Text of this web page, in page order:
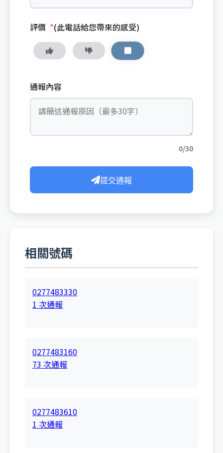
評價 *(此電話給您帶來的感受)
通報內容
0/30
提交通報
相關號碼
0277483330
1 次通報
0277483160
73 次通報
0277483610
1 次通報